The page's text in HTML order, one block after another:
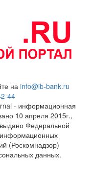
на info@ib-bank.ru
44
- информационная
10 апреля 2015г.,
выдано Федеральной
(Роскомнадзор)
данных.